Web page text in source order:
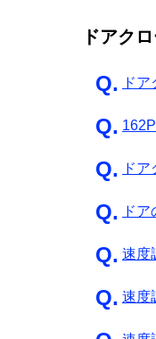
ドアク
ド
ド
ド
速度
速度